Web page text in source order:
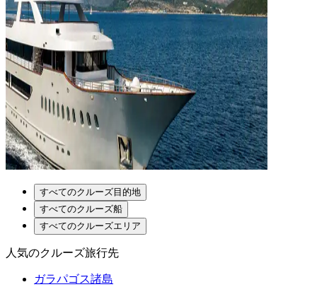
すべてのクルーズ目的地
すべてのクルーズ船
すべてのクルーズエリア
人気のクルーズ旅行先
ガラパゴス諸島